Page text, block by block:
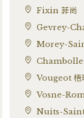
Fixin 菲尚
Gevrey-
Morey-
Vougeot 梧
Vosne-
Nuits-